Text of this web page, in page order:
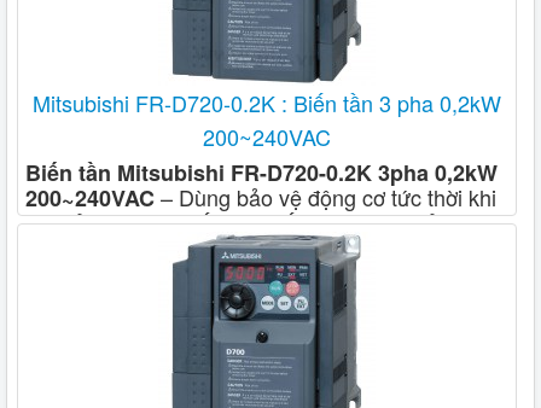
Mitsubishi FR-D720-0.2K : Biến tần 3 pha 0,2kW
200~240VAC
Biến tần Mitsubishi FR-D720-0.2K 3pha 0,2kW
200~240VAC– Dùng bảo vệ động cơ tức thời khi
quá tải, quá áp, thấp áp, mất áp – Dùng bảo vệ
quá nhiệt, quá nhiệt điện trở phanh, ngắn mạch
khi đang hoạt động. – Chức năng tự động dò tốc
độ động cơ khi mất nguồn sử dụng cảm biến tốc
độ. – Chức năng KEB giữ động cơ hoạt động ổn
định khi mất nguồn dùng năng lượng tái sinh. –
Có khả năng điều khiển sensorless và không cần
thêm bộ điều khiển. – Cung cấp nhiều tính năng